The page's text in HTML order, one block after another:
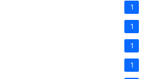
1
1
1
1